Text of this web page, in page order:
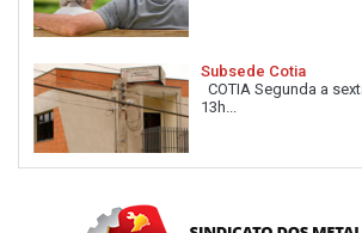
Subsede Cotia
COTIA Segunda a
13h...